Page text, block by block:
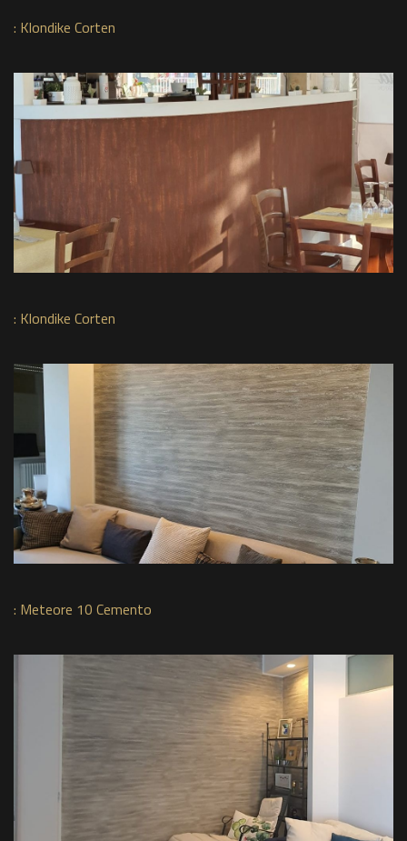
: Klondike Corten
: Klondike Corten
: Meteore 10 Cemento